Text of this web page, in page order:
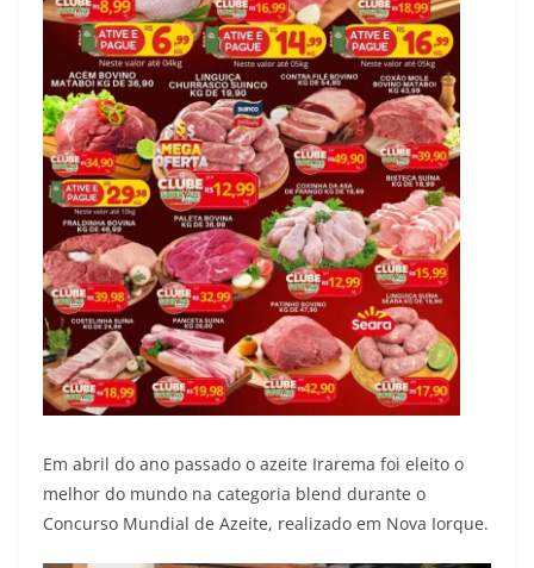
Em abril do ano passado o azeite Irarema foi eleito o
melhor do mundo na categoria blend durante o
Concurso Mundial de Azeite, realizado em Nova Iorque.